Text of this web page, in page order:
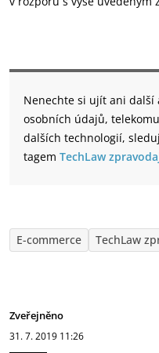
Nenechte si ujít ani
osobních údajů,
dalších technologií,
tagem TechLaw
E-commerce TechLaw
Zveřejněno
31. 7. 2019 11:26